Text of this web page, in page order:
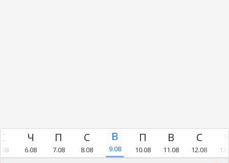
6.08 7.08 8.08 9.08 10.08 11.08 12.08